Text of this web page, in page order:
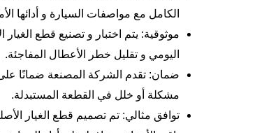
الكامل مع مواصفات السيارة و أدائها
موثوقية: يتم اختبار و تصنيع قطع الغيار
اليومي و تقليل خطر الأعطال المفاجئة.
ضمان: تقدم الشركة المصنعة ضمانًا
مشكلة أو خلل في القطعة المستبدلة.
توافق مثالي: تم تصميم قطع الغيار